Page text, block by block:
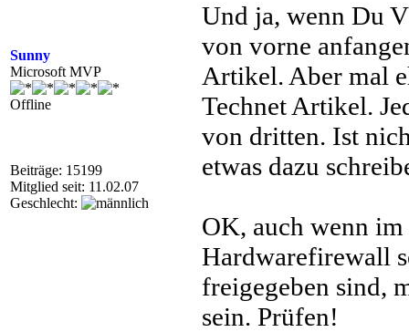
Sunny
Microsoft MVP
Offline
Beiträge: 15199
Mitglied seit: 11.02.07
Geschlecht:
Und ja, wenn Du
von vorne
Artikel. Aber mal
Technet Artikel.
von dritten. Ist
etwas dazu
OK, auch wenn
Hardwarefirewall
freigegeben sind,
sein. Prüfen!